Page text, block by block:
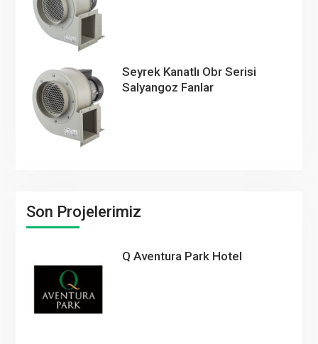
Seyrek Kanatlı Obr Serisi
Salyangoz Fanlar
Son Projelerimiz
Q Aventura Park Hotel